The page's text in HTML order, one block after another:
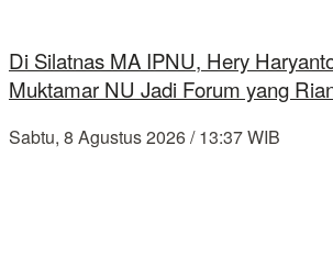
Di Silatnas MA IPNU, Hery
Muktamar NU Jadi Forum yang
Sabtu, 8 Agustus 2026 / 13:37 WIB